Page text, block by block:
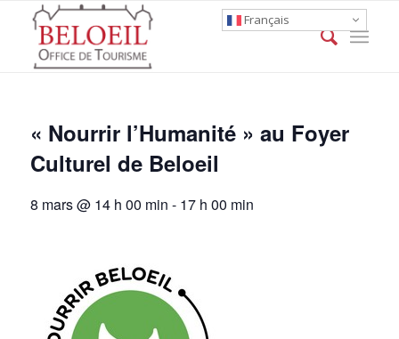
« Nourrir l’Humanité » au Foyer
Culturel de Beloeil
8 mars @ 14 h 00 min - 17 h 00 min
Français